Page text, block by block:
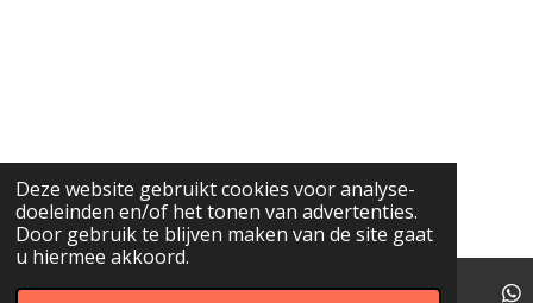
Deze website gebruikt cookies voor analyse-
doeleinden en/of het tonen van advertenties.
Door gebruik te blijven maken van de site gaat
u hiermee akkoord.